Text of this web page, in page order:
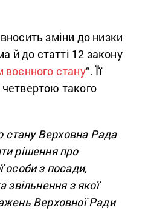
зміни до низки
й до статті 12 закону
стану“. Її
такого
стану Верховна Рада
и рішення про
особи з посади,
звільнення з якої
Верховної Ради